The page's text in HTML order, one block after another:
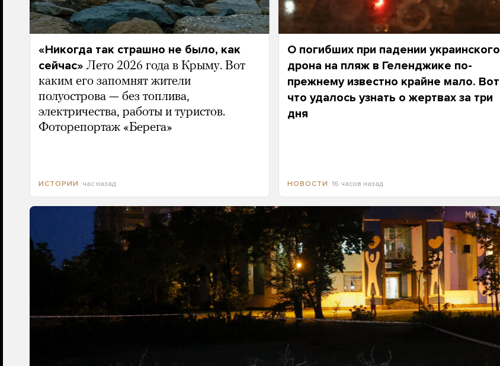
«Никогда так страшно не было, как
сейчас» Лето 2026 года в Крыму. Вот
каким его запомнят жители
полуострова — без топлива,
электричества, работы и туристов.
Фоторепортаж «Берега»
ИСТОРИИ час назад
О погибших при падении украинского
дрона на пляж в Геленджике по-
прежнему известно крайне мало. Вот
что удалось узнать о жертвах за три
дня
НОВОСТИ 16 часов назад